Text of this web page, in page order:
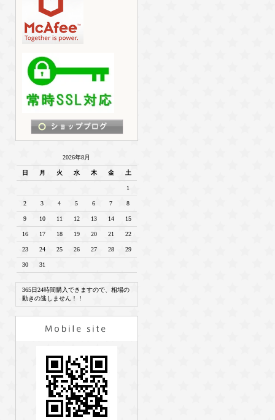
2026年8月
日 月 火 水 木 金 土
1
2 3 4 5 6 7 8
9 10 11 12 13 14 15
16 17 18 19 20 21 22
23 24 25 26 27 28 29
30 31
365日24時間購入できますので、相場の
動きの逃しません！！